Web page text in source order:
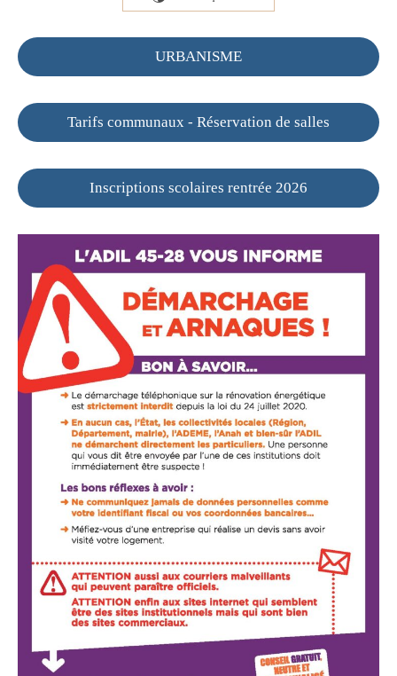
URBANISME
Tarifs communaux - Réservation de salles
Inscriptions scolaires rentrée 2026